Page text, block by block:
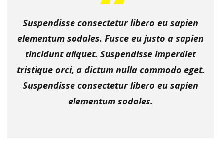
Suspendisse consectetur libero eu sapien
elementum sodales. Fusce eu justo a sapien
tincidunt aliquet. Suspendisse imperdiet
tristique orci, a dictum nulla commodo eget.
Suspendisse consectetur libero eu sapien
elementum sodales.